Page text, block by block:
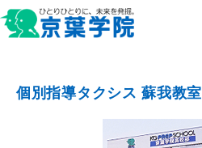
個別指導タクシス 蘇我教室